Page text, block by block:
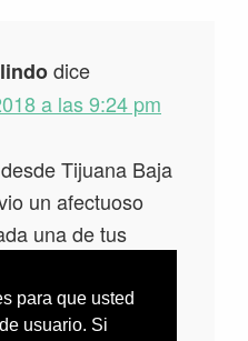
para que usted
usuario. Si
dice
a las 9:24 pm
Tijuana Baja
un afectuoso
una de tus
siempre!!